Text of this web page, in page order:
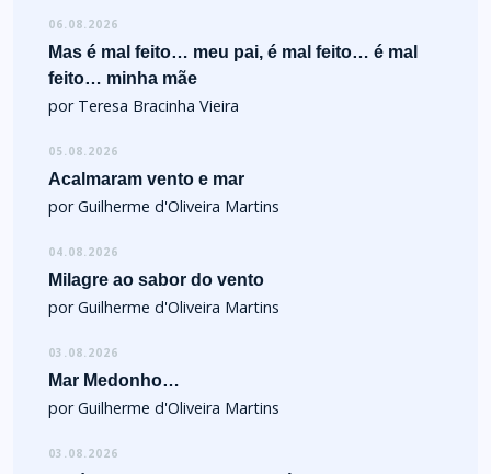
06.08.2026
Mas é mal feito… meu pai, é mal feito… é mal
feito… minha mãe
por Teresa Bracinha Vieira
05.08.2026
Acalmaram vento e mar
por Guilherme d'Oliveira Martins
04.08.2026
Milagre ao sabor do vento
por Guilherme d'Oliveira Martins
03.08.2026
Mar Medonho…
por Guilherme d'Oliveira Martins
03.08.2026